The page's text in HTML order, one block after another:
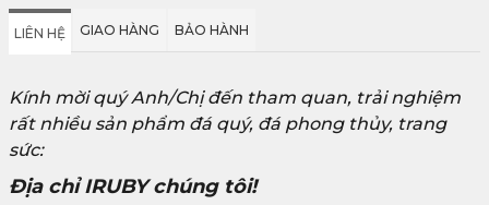
LIÊN HỆ GIAO HÀNG BẢO HÀNH
Kính mời quý Anh/Chị đến tham quan, trải nghiệm
rất nhiều sản phẩm đá quý, đá phong thủy, trang
sức:
Địa chỉ IRUBY chúng tôi!